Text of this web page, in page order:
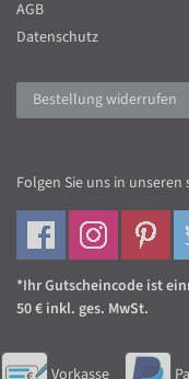
AGB
Datenschutz
Bestellung widerrufen
Folgen Sie uns in
*Ihr Gutscheincode ist
50 € inkl. ges. MwSt.